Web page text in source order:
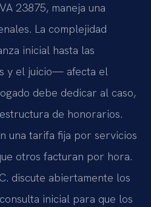
23875, maneja una
La complejidad
inicial hasta las
y el juicio— afecta el
debe dedicar al caso,
de honorarios.
una tarifa fija por servicios
otros facturan por hora.
discute abiertamente los
inicial para que los